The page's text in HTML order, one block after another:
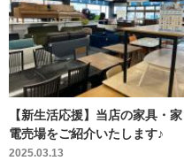
【新生活応援】当店の家具・家
電売場をご紹介いたします♪
2025.03.13